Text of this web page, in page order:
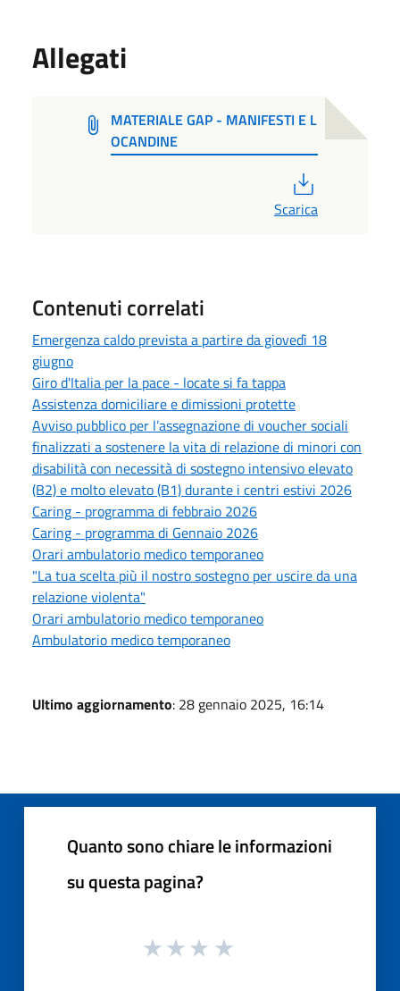
Allegati
MATERIALE GAP - MANIFESTI E L
OCANDINE
Scarica
Contenuti correlati
Emergenza caldo prevista a partire da giovedì 18
giugno
Giro d'Italia per la pace - locate si fa tappa
Assistenza domiciliare e dimissioni protette
Avviso pubblico per l’assegnazione di voucher sociali
finalizzati a sostenere la vita di relazione di minori con
disabilità con necessità di sostegno intensivo elevato
(B2) e molto elevato (B1) durante i centri estivi 2026
Caring - programma di febbraio 2026
Caring - programma di Gennaio 2026
Orari ambulatorio medico temporaneo
"La tua scelta più il nostro sostegno per uscire da una
relazione violenta"
Orari ambulatorio medico temporaneo
Ambulatorio medico temporaneo
Ultimo aggiornamento: 28 gennaio 2025, 16:14
Quanto sono chiare le informazioni
su questa pagina?